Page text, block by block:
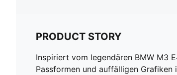
PRODUCT STORY
Inspiriert vom legendären BMW M3
Passformen und auffälligen